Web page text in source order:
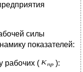
силы
показателей:
рабочих ( ):